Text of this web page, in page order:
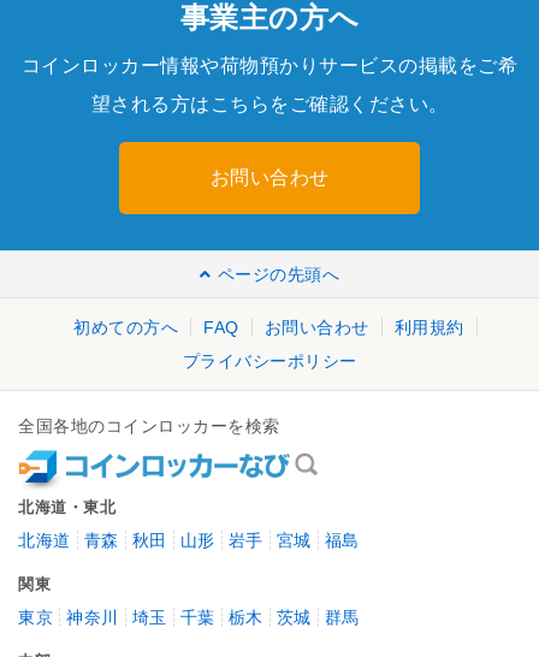
事業主の方へ
コインロッカー情報や荷物預かりサービスの掲載をご希
望される方はこちらをご確認ください。
お問い合わせ
ページの先頭へ
初めての方へ FAQ お問い合わせ
利用規約
プライバシーポリシー
全国各地のコインロッカーを検索
北海道・東北
北海道 青森 秋田 山形 岩手 宮城 福島
関東
東京 神奈川 埼玉 千葉 栃木 茨城 群馬